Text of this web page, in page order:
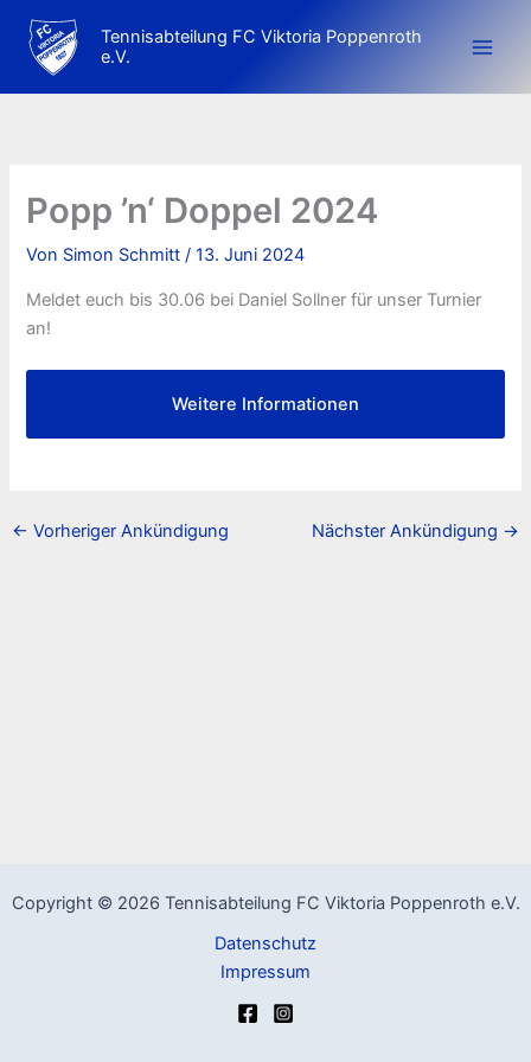
Inhalt
springen
Tennisabteilung FC Viktoria Poppenroth
e.V.
Popp ’n‘ Doppel 2024
Von Simon Schmitt/13. Juni 2024
Meldet euch bis 30.06 bei Daniel Sollner für unser Turnier
an!
Weitere Informationen
← Vorheriger Ankündigung Nächster Ankündigung →
Copyright © 2026 Tennisabteilung FC Viktoria Poppenroth e.V.
Datenschutz
Impressum